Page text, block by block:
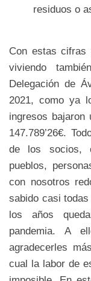
residuos o
Con estas cifras
viviendo
Delegación de
2021, como ya
ingresos bajaron
147.789’26€.
de los socios,
pueblos,
con nosotros
sabido casi
los años
pandemia. A
agradecerles
cual la labor de